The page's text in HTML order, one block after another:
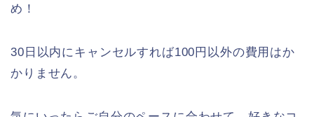
め！
30日以内にキャンセルすれば100円以外の費用はか
かりません。